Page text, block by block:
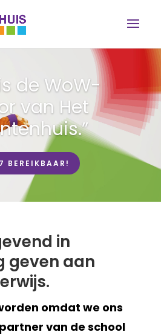
alleen het
is.”
BEREIKBAAR!
in
geven aan
omdat we ons
van de school